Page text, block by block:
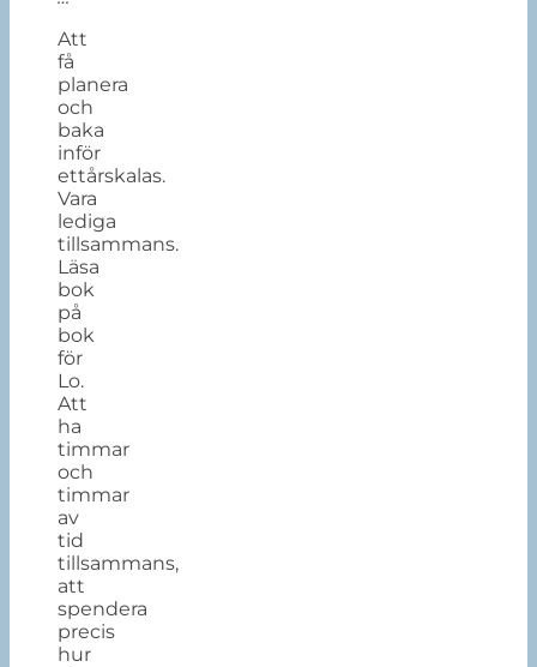
Att
få
planera
och
baka
inför
ettårskalas.
Vara
lediga
tillsammans.
Läsa
bok
på
bok
för
Lo.
Att
ha
timmar
och
timmar
av
tid
tillsammans,
att
spendera
precis
hur